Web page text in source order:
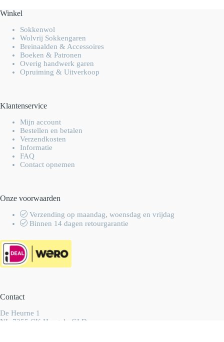
Winkel
Sokkenwol
Wolvrij Sokkengaren
Breinaalden & Accessoires
Boeken & Patronen
Overig handwerk garen
Opruiming & Uitverkoop
Klantenservice
Mijn account
Bestellen en betalen
Verzendkosten
Informatie
FAQ
Contact opnemen
Onze voorwaarden
Verzending op maandag, woensdag en vrijdag
Binnen 14 dagen retourgarantie
Contact
De Heurne 1
NL-7255 CK Hengelo GLD